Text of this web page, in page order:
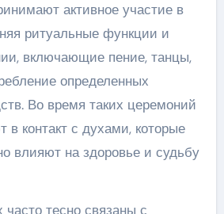
активное участие в
ритуальные функции и
включающие пение, танцы,
определенных
Во время таких церемоний
контакт с духами, которые
влияют на здоровье и судьбу
тесно связаны с